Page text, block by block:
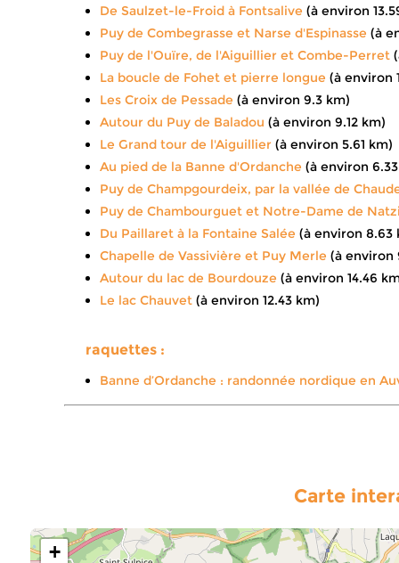
De Saulzet-le-Froid à Fontsalive (à environ
Puy de Combegrasse et Narse d'Espinasse (à
Puy de l'Ouïre, de l'Aiguillier et Combe-Perret
La boucle de Fohet et pierre longue (à environ
Les Croix de Pessade (à environ 9.3 km)
Autour du Puy de Baladou (à environ 9.12 km)
Le Grand tour de l'Aiguillier (à environ 5.61 km)
Au pied de la Banne d'Ordanche (à environ
Puy de Champgourdeix, par la vallée de
Puy de Chambourguet et Notre-Dame de
Du Paillaret à la Fontaine Salée (à environ 8.63
Chapelle de Vassivière et Puy Merle (à environ
Autour du lac de Bourdouze (à environ 14.46
Le lac Chauvet (à environ 12.43 km)
raquettes :
Banne d’Ordanche : randonnée nordique en
Carte
+